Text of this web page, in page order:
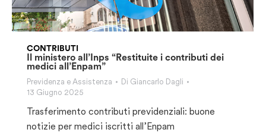
CONTRIBUTI
Il ministero all’Inps “Restituite i contributi dei
medici all’Enpam”
Previdenza e Assistenza Di Giancarlo Dagli
13 Giugno 2025
Trasferimento contributi previdenziali: buone
notizie per medici iscritti all’Enpam